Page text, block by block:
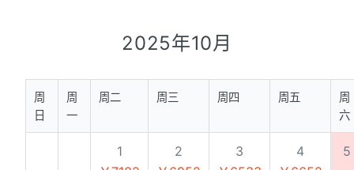
2025年10月
周
日
周
一
周二 周三 周四 周五
周
六
1
2
3
4
5